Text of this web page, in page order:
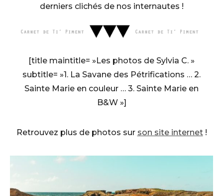
derniers clichés de nos internautes !
[title maintitle= »Les photos de Sylvia C. »
subtitle= »1. La Savane des Pétrifications … 2.
Sainte Marie en couleur … 3. Sainte Marie en
B&W »]
Retrouvez plus de photos sur son site internet!